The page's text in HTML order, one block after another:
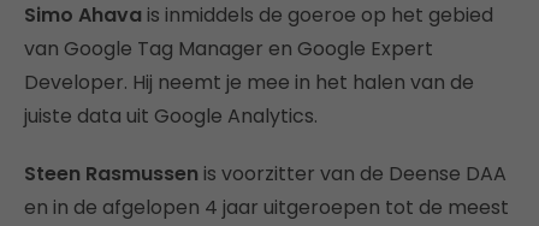
Simo Ahava is inmiddels de goeroe op het gebied
van Google Tag Manager en Google Expert
Developer. Hij neemt je mee in het halen van de
juiste data uit Google Analytics.
Steen Rasmussen is voorzitter van de Deense DAA
en in de afgelopen 4 jaar uitgeroepen tot de meest